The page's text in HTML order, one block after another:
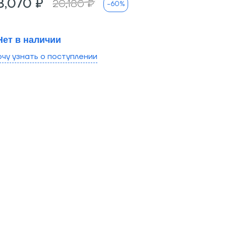
₽ 20,180 ₽ -60%
в наличии
узнать о поступлении